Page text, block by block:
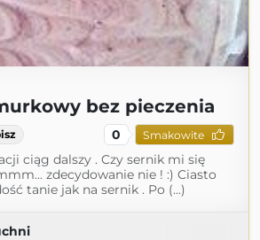
bez pieczenia
0 Smakowite
ciąg dalszy . Czy sernik mi się
zdecydowanie nie ! :) Ciasto
tanie jak na sernik . Po (...)